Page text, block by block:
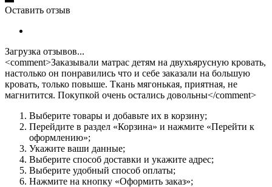
Оставить отзыв
Загрузка отзывов...
<comment>Заказывали матрас детям на двухъярусную кровать,
настолько он понравились что и себе заказали на большую
кровать, только повыше. Ткань мягонькая, приятная, не
магнитится. Покупкой очень остались довольны</comment>
Выберите товары и добавьте их в корзину;
Перейдите в раздел «Корзина» и нажмите «Перейти к
оформлению»;
Укажите ваши данные;
Выберите способ доставки и укажите адрес;
Выберите удобный способ оплаты;
Нажмите на кнопку «Оформить заказ»;